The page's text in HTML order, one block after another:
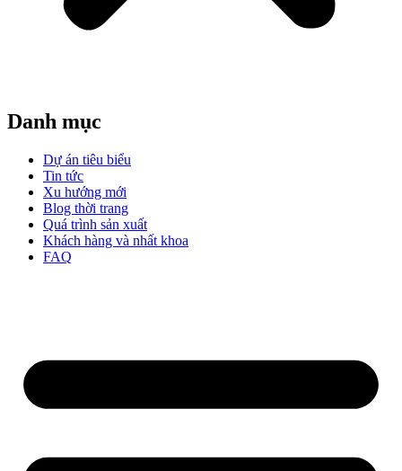
Danh mục
Dự án tiêu biểu
Tin tức
Xu hướng mới
Blog thời trang
Quá trình sản xuất
Khách hàng và nhất khoa
FAQ